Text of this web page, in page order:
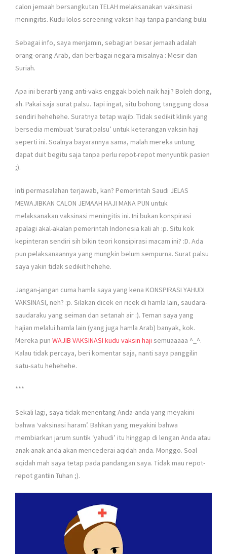
calon jemaah bersangkutan TELAH melaksanakan vaksinasi
meningitis. Kudu lolos screening vaksin haji tanpa pandang bulu.
Sebagai info, saya menjamin, sebagian besar jemaah adalah
orang-orang Arab, dari berbagai negara misalnya : Mesir dan
Suriah.
Apa ini berarti yang anti-vaks enggak boleh naik haji? Boleh dong,
ah. Pakai saja surat palsu. Tapi ingat, situ bohong tanggung dosa
sendiri hehehehe. Suratnya tetap wajib. Tidak sedikit klinik yang
bersedia membuat ‘surat palsu’ untuk keterangan vaksin haji
seperti ini. Soalnya bayarannya sama, malah mereka untung
dapat duit begitu saja tanpa perlu repot-repot menyuntik pasien
;).
Inti permasalahan terjawab, kan? Pemerintah Saudi JELAS
MEWAJIBKAN CALON JEMAAH HAJI MANA PUN untuk
melaksanakan vaksinasi meningitis ini. Ini bukan konspirasi
apalagi akal-akalan pemerintah Indonesia kali ah :p. Situ kok
kepinteran sendiri sih bikin teori konsipirasi macam ini? :D. Ada
pun pelaksanaannya yang mungkin belum sempurna. Surat palsu
saya yakin tidak sedikit hehehe.
Jangan-jangan cuma hamla saya yang kena KONSPIRASI YAHUDI
VAKSINASI, neh? :p. Silakan dicek en ricek di hamla lain, saudara-
saudaraku yang seiman dan setanah air :). Teman saya yang
hajian melalui hamla lain (yang juga hamla Arab) banyak, kok.
Mereka pun WAJIB VAKSINASI kudu vaksin haji semuaaaaa ^_^.
Kalau tidak percaya, beri komentar saja, nanti saya panggilin
satu-satu hehehehe.
***
Sekali lagi, saya tidak menentang Anda-anda yang meyakini
bahwa ‘vaksinasi haram’. Bahkan yang meyakini bahwa
membiarkan jarum suntik ‘yahudi’ itu hinggap di lengan Anda atau
anak-anak anda akan mencederai aqidah anda. Monggo. Soal
aqidah mah saya tetap pada pandangan saya. Tidak mau repot-
repot gantiin Tuhan ;).